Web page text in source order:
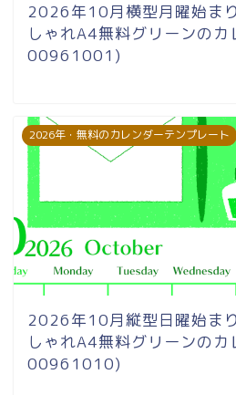
2026年10月横型月曜始ま
しゃれA4無料グリーンの
00961001)
2026年・無料のカレンダーテンプレート
2026年10月縦型日曜始ま
しゃれA4無料グリーンの
00961010)